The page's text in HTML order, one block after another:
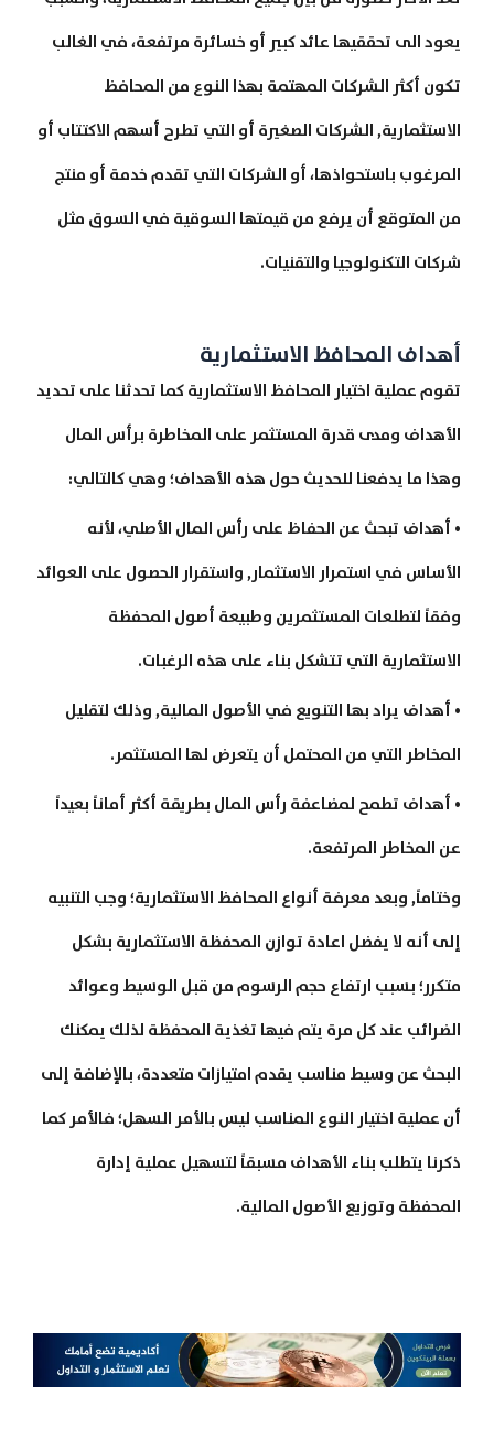
يعود الى تحققيها عائد كبير أو خسائرة مرتفعة، في الغالب
تكون أكثر الشركات المهتمة بهذا النوع من المحافظ
الاستثمارية, الشركات الصغيرة أو التي تطرح أسهم الاكتتاب أو
المرغوب باستحواذها، أو الشركات التي تقدم خدمة أو منتج
من المتوقع أن يرفع من قيمتها السوقية في السوق مثل
شركات التكنولوجيا والتقنيات.
أهداف المحافظ الاستثمارية
تقوم عملية اختيار المحافظ الاستثمارية كما تحدثنا على تحديد
الأهداف ومدى قدرة المستثمر على المخاطرة برأس المال
وهذا ما يدفعنا للحديث حول هذه الأهداف؛ وهي كالتالي:
• أهداف تبحث عن الحفاظ على رأس المال الأصلي، لأنه
الأساس في استمرار الاستثمار, واستقرار الحصول على العوائد
وفقاً لتطلعات المستثمرين وطبيعة أصول المحفظة
الاستثمارية التي تتشكل بناء على هذه الرغبات.
• أهداف يراد بها التنويع في الأصول المالية, وذلك لتقليل
المخاطر التي من المحتمل أن يتعرض لها المستثمر.
• أهداف تطمح لمضاعفة رأس المال بطريقة أكثر أماناً بعيداً
عن المخاطر المرتفعة.
وختاماً, وبعد معرفة أنواع المحافظ الاستثمارية؛ وجب التنبيه
إلى أنه لا يفضل اعادة توازن المحفظة الاستثمارية بشكل
متكرر؛ بسبب ارتفاع حجم الرسوم من قبل الوسيط وعوائد
الضرائب عند كل مرة يتم فيها تغذية المحفظة لذلك يمكنك
البحث عن وسيط مناسب يقدم امتيازات متعددة، بالإضافة إلى
أن عملية اختيار النوع المناسب ليس بالأمر السهل؛ فالأمر كما
ذكرنا يتطلب بناء الأهداف مسبقاً لتسهيل عملية إدارة
المحفظة وتوزيع الأصول المالية.